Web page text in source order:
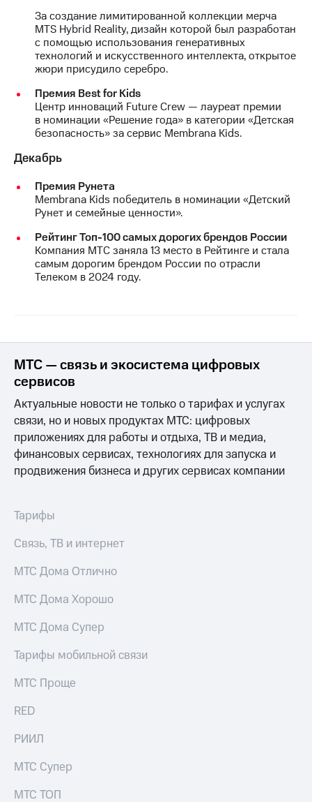
За создание лимитированной коллекции мерча
MTS Hybrid Reality, дизайн которой был разработан
с помощью использования генеративных
технологий и искусственного интеллекта, открытое
жюри присудило серебро.
Премия Best for Kids
Центр инноваций Future Crew — лауреат премии
в номинации «Решение года» в категории «Детская
безопасность» за сервис Membrana Kids.
Декабрь
Премия Рунета
Membrana Kids победитель в номинации «Детский
Рунет и семейные ценности».
Рейтинг Топ-100 самых дорогих брендов России
Компания МТС заняла 13 место в Рейтинге и стала
самым дорогим брендом России по отрасли
Телеком в 2024 году.
МТС — связь и экосистема цифровых
сервисов
Актуальные новости не только о тарифах и услугах
связи, но и новых продуктах МТС: цифровых
приложениях для работы и отдыха, ТВ и медиа,
финансовых сервисах, технологиях для запуска и
продвижения бизнеса и других сервисах компании
Тарифы
Связь, ТВ и интернет
МТС Дома Отлично
МТС Дома Хорошо
МТС Дома Супер
Тарифы мобильной связи
МТС Проще
RED
РИИЛ
МТС Супер
МТС ТОП